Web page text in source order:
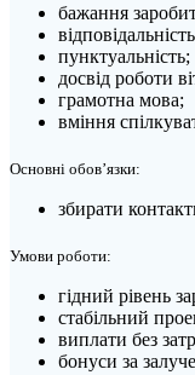
бажання
пунктуальність;
досвід роботи
грамотна мова;
вміння
Основні обов’язки:
збирати
Умови роботи:
гідний рівень
стабільний
виплати без
бонуси за